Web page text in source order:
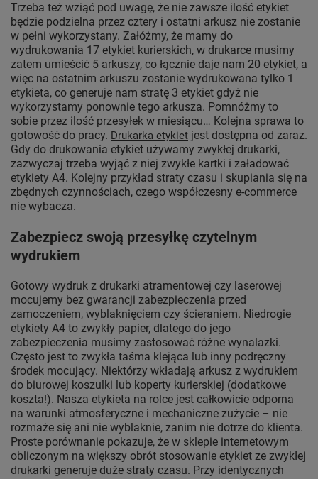
Trzeba też wziąć pod uwagę, że nie zawsze ilość etykiet
będzie podzielna przez cztery i ostatni arkusz nie zostanie
w pełni wykorzystany. Załóżmy, że mamy do
wydrukowania 17 etykiet kurierskich, w drukarce musimy
zatem umieścić 5 arkuszy, co łącznie daje nam 20 etykiet, a
więc na ostatnim arkuszu zostanie wydrukowana tylko 1
etykieta, co generuje nam stratę 3 etykiet gdyż nie
wykorzystamy ponownie tego arkusza. Pomnóżmy to
sobie przez ilość przesyłek w miesiącu… Kolejna sprawa to
gotowość do pracy. Drukarka etykiet jest dostępna od zaraz.
Gdy do drukowania etykiet używamy zwykłej drukarki,
zazwyczaj trzeba wyjąć z niej zwykłe kartki i załadować
etykiety A4. Kolejny przykład straty czasu i skupiania się na
zbędnych czynnościach, czego współczesny e-commerce
nie wybacza.
Zabezpiecz swoją przesyłkę czytelnym
wydrukiem
Gotowy wydruk z drukarki atramentowej czy laserowej
mocujemy bez gwarancji zabezpieczenia przed
zamoczeniem, wyblaknięciem czy ścieraniem. Niedrogie
etykiety A4 to zwykły papier, dlatego do jego
zabezpieczenia musimy zastosować różne wynalazki.
Często jest to zwykła taśma klejąca lub inny podręczny
środek mocujący. Niektórzy wkładają arkusz z wydrukiem
do biurowej koszulki lub koperty kurierskiej (dodatkowe
koszta!). Nasza etykieta na rolce jest całkowicie odporna
na warunki atmosferyczne i mechaniczne zużycie – nie
rozmaże się ani nie wyblaknie, zanim nie dotrze do klienta.
Proste porównanie pokazuje, że w sklepie internetowym
obliczonym na większy obrót stosowanie etykiet ze zwykłej
drukarki generuje duże straty czasu. Przy identycznych